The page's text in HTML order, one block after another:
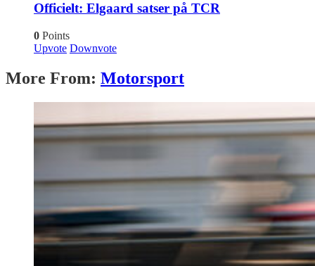
Officielt: Elgaard satser på TCR
0 Points
Upvote Downvote
More From: Motorsport